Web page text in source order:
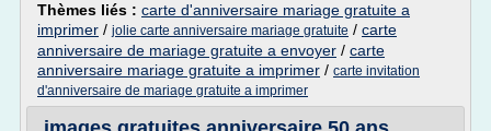
Thèmes liés : carte d'anniversaire mariage gratuite a
imprimer / jolie carte anniversaire mariage gratuite / carte
anniversaire de mariage gratuite a envoyer / carte
anniversaire mariage gratuite a imprimer / carte invitation
d'anniversaire de mariage gratuite a imprimer